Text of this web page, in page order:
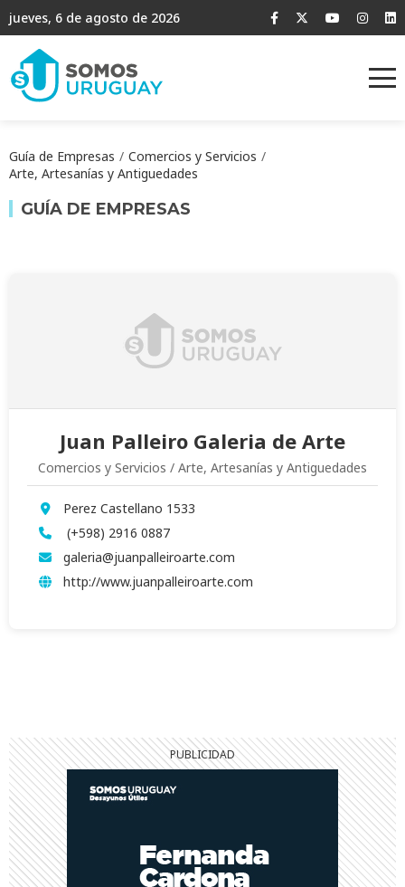
jueves, 6 de agosto de 2026
Guía de Empresas
Comercios y Servicios
Arte, Artesanías y Antiguedades
GUÍA DE EMPRESAS
Juan Palleiro Galeria de Arte
Comercios y Servicios / Arte, Artesanías y Antiguedades
Perez Castellano 1533
(+598) 2916 0887
galeria@juanpalleiroarte.com
http://www.juanpalleiroarte.com